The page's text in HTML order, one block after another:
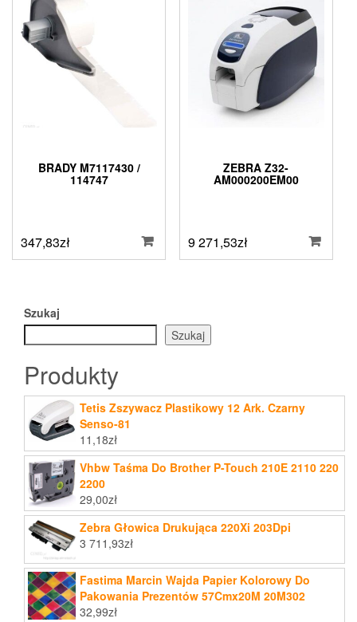
BRADY M7117430 /
114747
347,83zł
ZEBRA Z32-
AM000200EM00
9 271,53zł
Szukaj
Szukaj
Produkty
Tetis Zszywacz Plastikowy 12 Ark. Czarny
Senso-81
11,18zł
Vhbw Taśma Do Brother P-Touch 210E 2110 220
2200
29,00zł
Zebra Głowica Drukująca 220Xi 203Dpi
3 711,93zł
Fastima Marcin Wajda Papier Kolorowy Do
Pakowania Prezentów 57Cmx20M 20M302
32,99zł